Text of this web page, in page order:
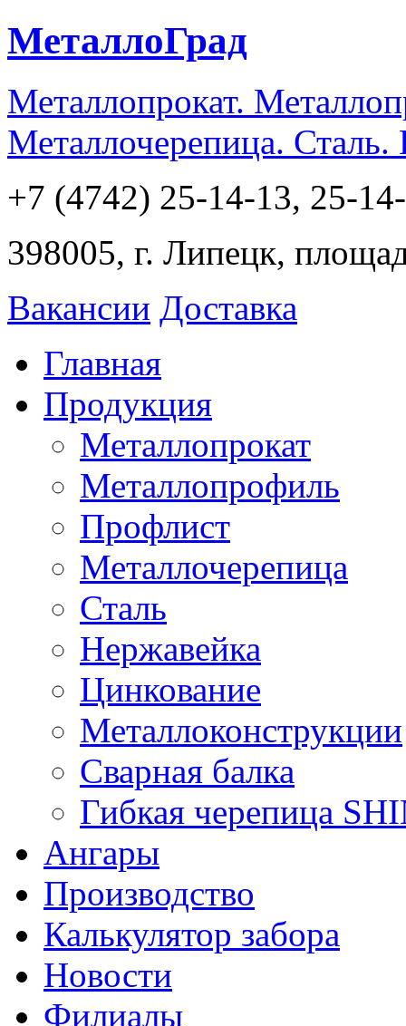
МеталлоГрад
Металлопрокат.
Металлочерепица.
+7 (4742) 25-14-13, 25-
398005, г. Липецк,
Вакансии Доставка
Главная
Продукция
Металлопрокат
Металлопрофиль
Профлист
Металлочерепица
Сталь
Нержавейка
Цинкование
Металлоконструкции
Сварная балка
Гибкая черепица
Ангары
Производство
Калькулятор забора
Новости
Филиалы